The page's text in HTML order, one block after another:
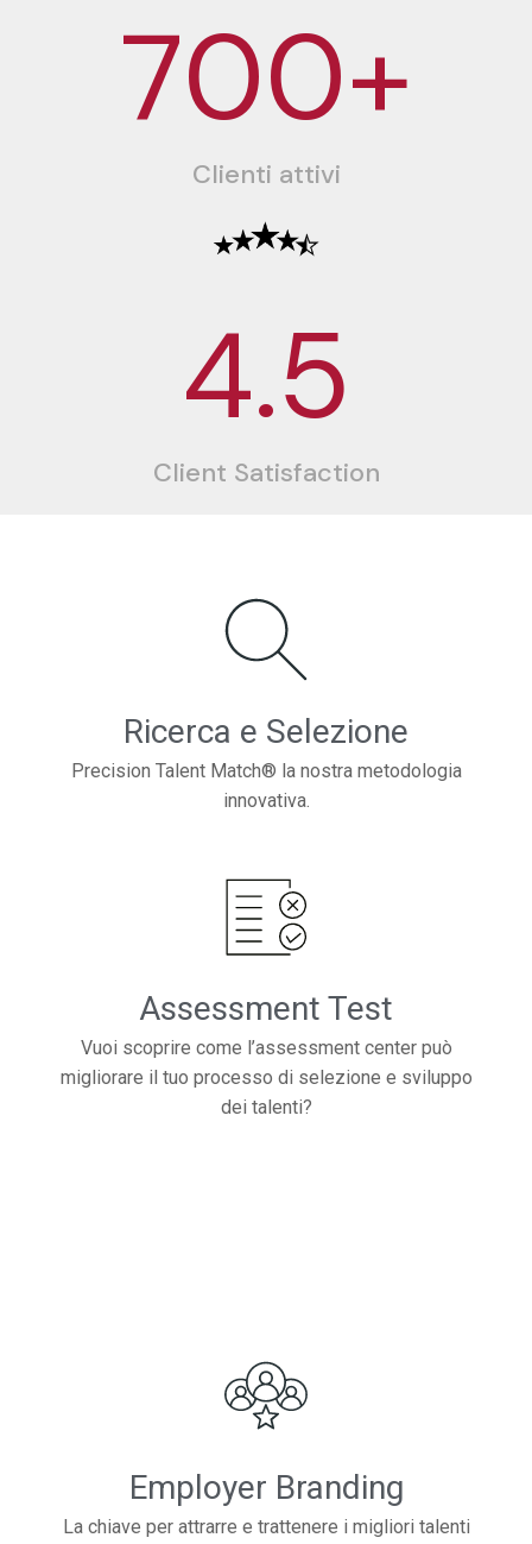
700+
Clienti attivi
4.5
Client Satisfaction
Ricerca e Selezione
Precision Talent Match® la nostra metodologia
innovativa.
Assessment Test
Vuoi scoprire come l’assessment center può
migliorare il tuo processo di selezione e sviluppo
dei talenti?
Employer Branding
La chiave per attrarre e trattenere i migliori talenti